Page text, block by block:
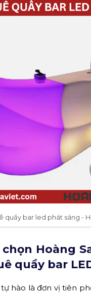
quầy bar led phát sáng -
chọn Hoàng
quầy bar
tự hào là đơn vị tiên